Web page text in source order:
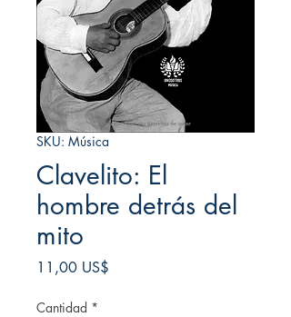
SKU: Música
Clavelito: El
hombre detrás del
mito
11,00 US$
Cantidad *